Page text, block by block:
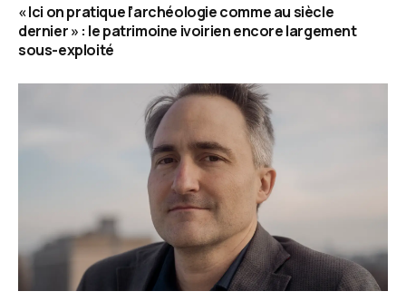
« Ici on pratique l’archéologie comme au siècle
dernier » : le patrimoine ivoirien encore largement
sous-exploité